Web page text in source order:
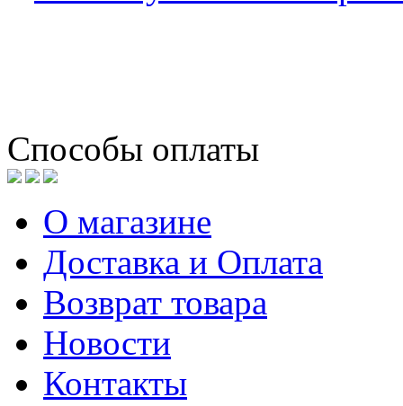
Способы оплаты
О магазине
Доставка и Оплата
Возврат товара
Новости
Контакты